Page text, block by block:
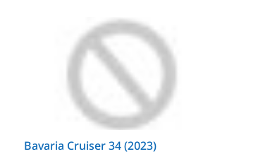
Bavaria Cruiser 34 (2023)